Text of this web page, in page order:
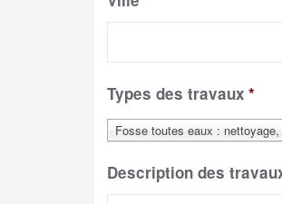
Types des travaux *
Fosse toutes eaux :
Description des